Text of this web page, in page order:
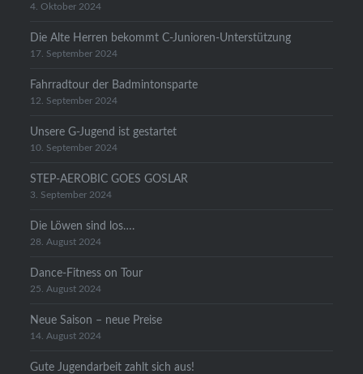
4. Oktober 2024
Die Alte Herren bekommt C-Junioren-Unterstützung
17. September 2024
Fahrradtour der Badmintonsparte
12. September 2024
Unsere G-Jugend ist gestartet
10. September 2024
STEP-AEROBIC GOES GOSLAR
3. September 2024
Die Löwen sind los….
28. August 2024
Dance-Fitness on Tour
25. August 2024
Neue Saison – neue Preise
14. August 2024
Gute Jugendarbeit zahlt sich aus!